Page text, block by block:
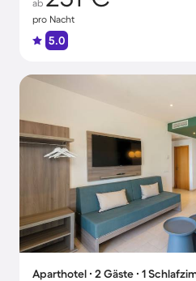
ab
pro Nacht
5.0
Aparthotel ∙ 2 Gäste ∙ 1